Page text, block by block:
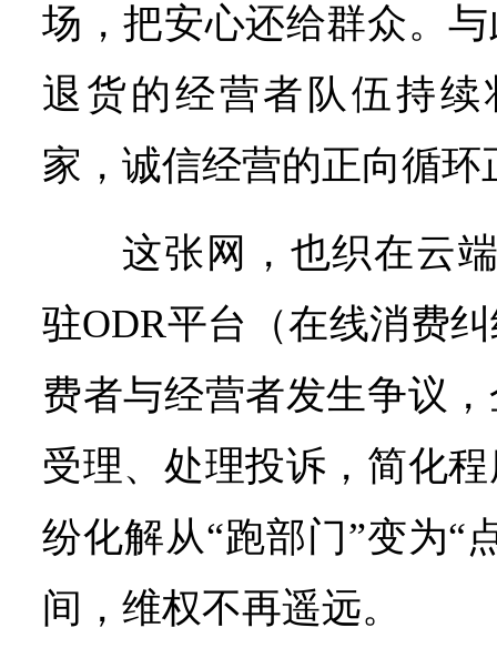
场，把安心还给群众。
退货的经营者队伍持续
家，诚信经营的正向循
这张网，也织在云
驻ODR平台（在线消费
费者与经营者发生争议
受理、处理投诉，简化
纷化解从“跑部门”变为“
间，维权不再遥远。